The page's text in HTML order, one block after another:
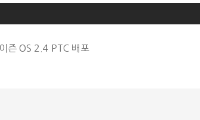
즌 OS 2.4 PTC 배포